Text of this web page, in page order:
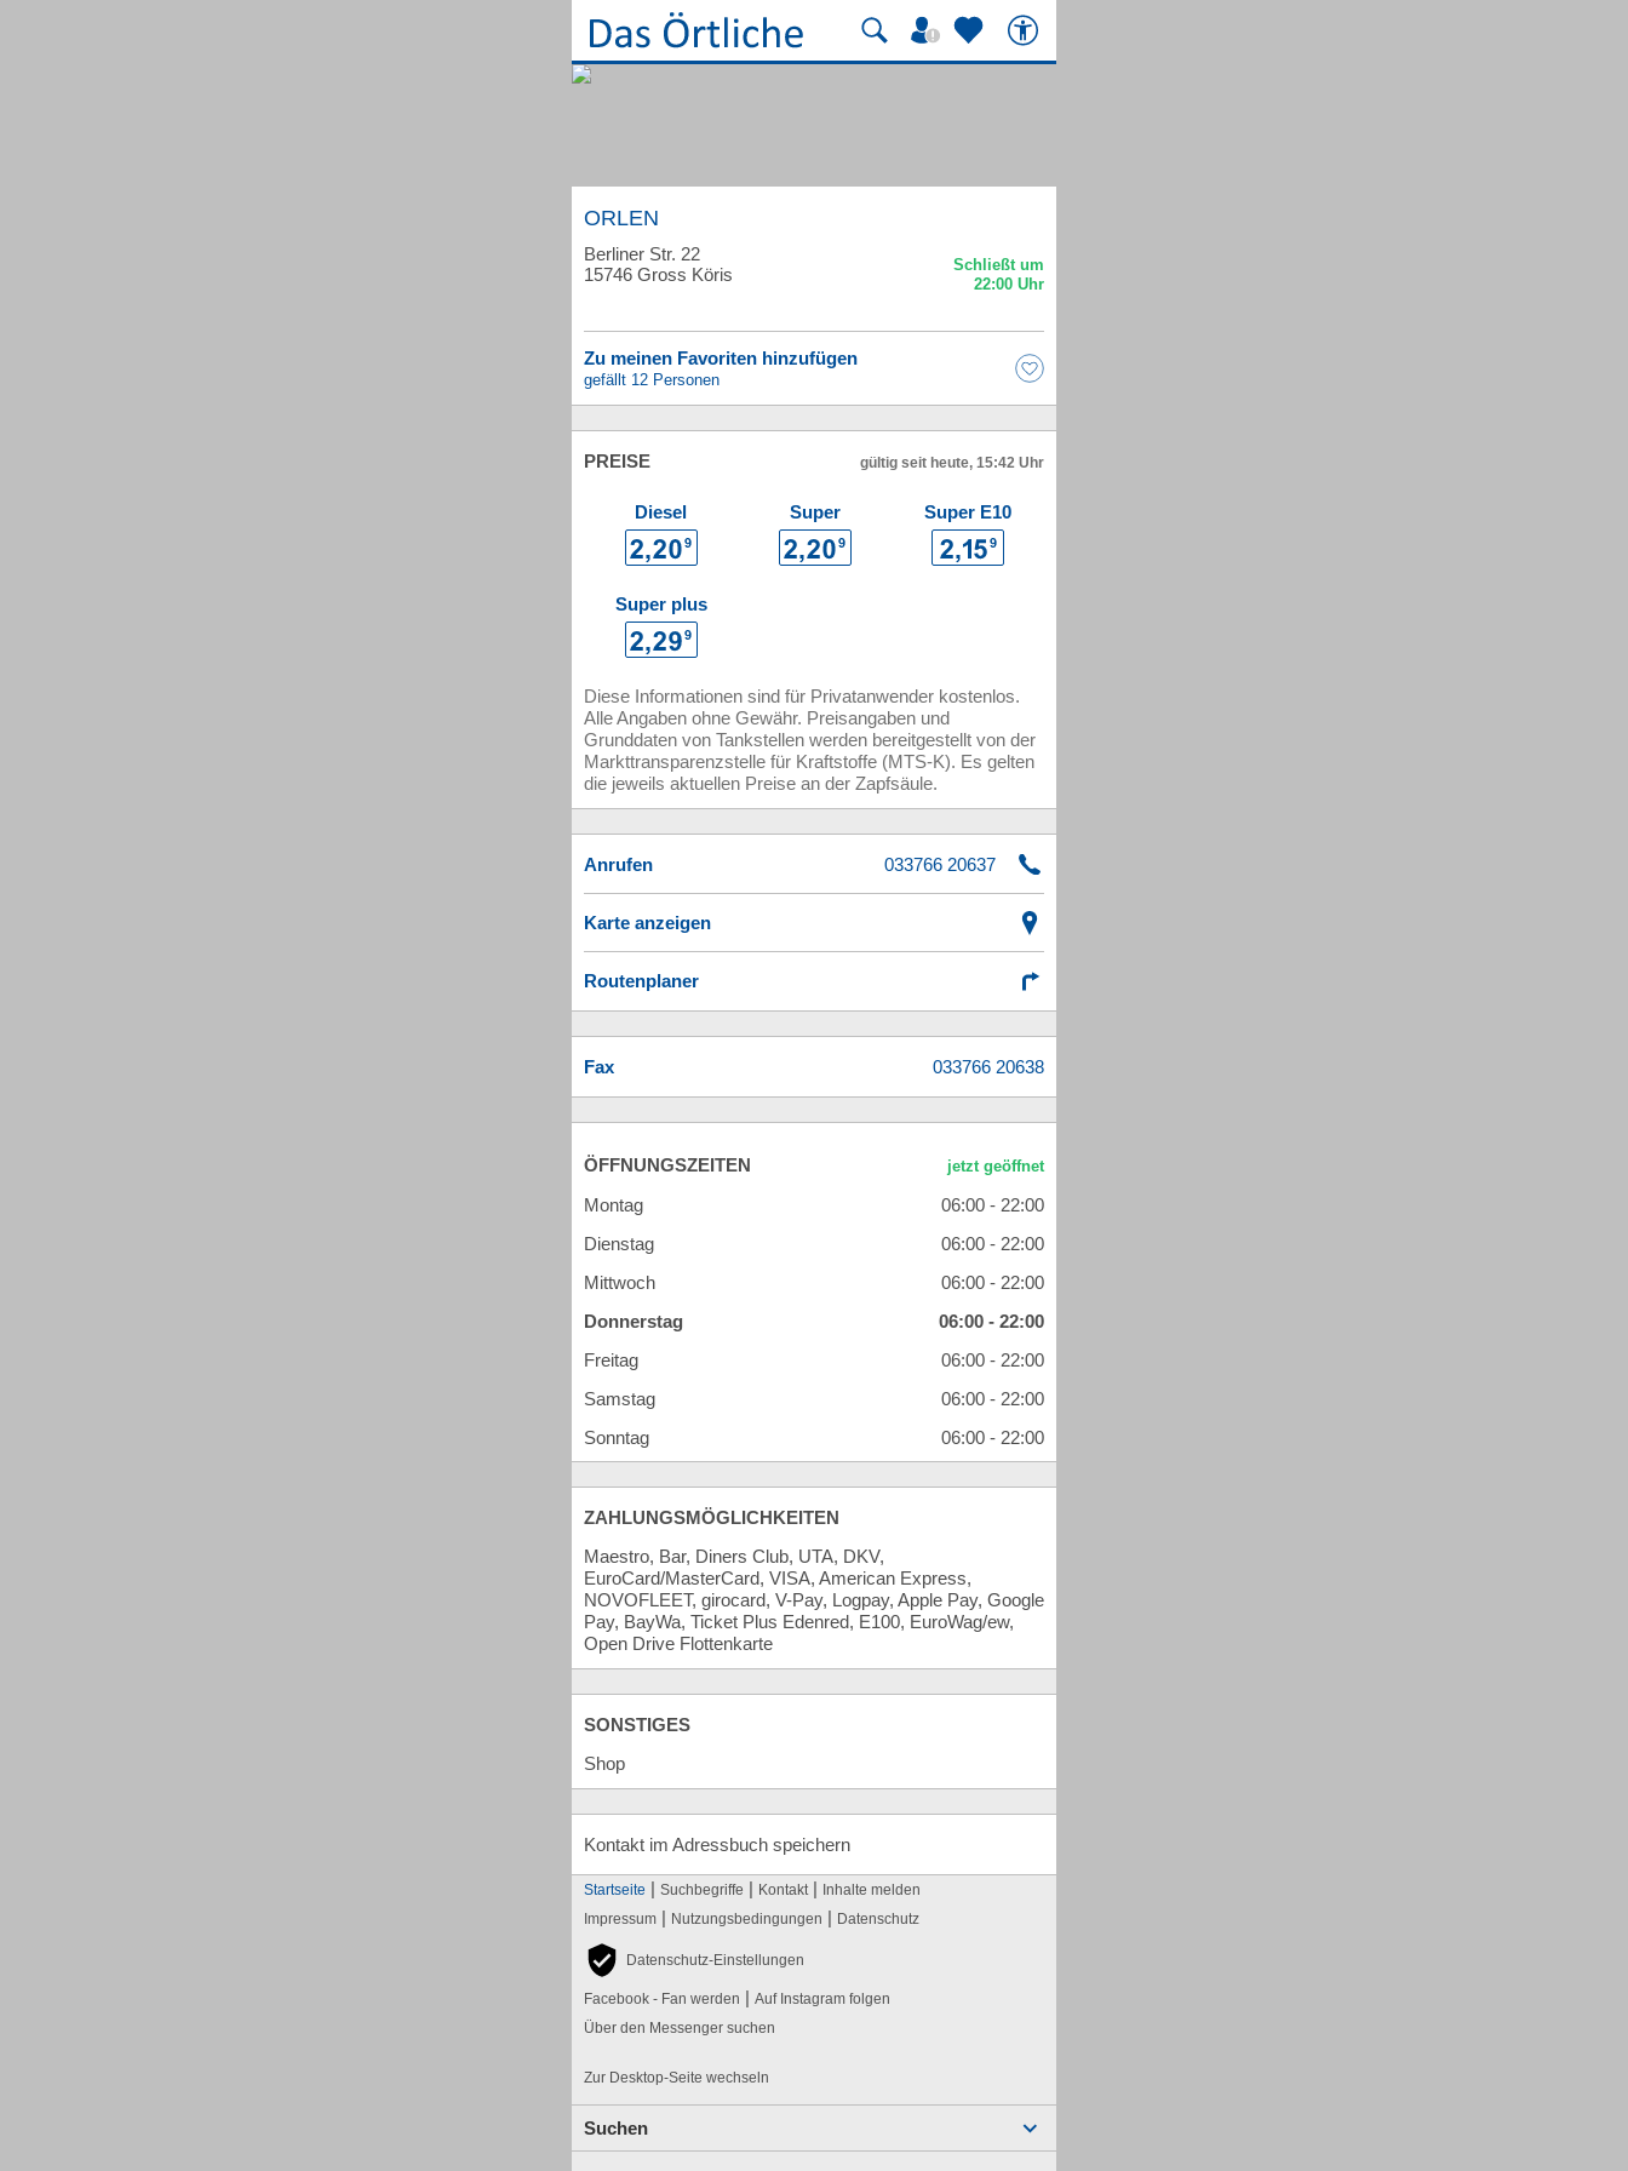
ORLEN
Berliner Str. 22
15746 Gross Köris
Zu meinen Favoriten hinzufügen
gefällt 12 Personen
PREISE gültig seit heute, 15:42 Uhr
Diesel Super Super E10
Super plus
Diese Informationen sind für Privatanwender kostenlos.
Alle Angaben ohne Gewähr. Preisangaben und
Grunddaten von Tankstellen werden bereitgestellt von der
Markttransparenzstelle für Kraftstoffe (MTS-K). Es gelten
die jeweils aktuellen Preise an der Zapfsäule.
Anrufen
Karte anzeigen
Routenplaner
Fax
ÖFFNUNGSZEITEN
Montag
06:00 - 22:00
Dienstag
06:00 - 22:00
Mittwoch
06:00 - 22:00
Donnerstag
06:00 - 22:00
Freitag
06:00 - 22:00
Samstag
06:00 - 22:00
Sonntag
06:00 - 22:00
ZAHLUNGSMÖGLICHKEITEN
Maestro, Bar, Diners Club, UTA, DKV,
EuroCard/MasterCard, VISA, American Express,
NOVOFLEET, girocard, V-Pay, Logpay, Apple Pay, Google
Pay, BayWa, Ticket Plus Edenred, E100, EuroWag/ew,
Open Drive Flottenkarte
SONSTIGES
Shop
Kontakt im Adressbuch speichern
Startseite | Suchbegriffe | Kontakt | Inhalte melden
Impressum | Nutzungsbedingungen | Datenschutz
Datenschutz-Einstellungen
Facebook - Fan werden | Auf Instagram folgen
Über den Messenger suchen
Zur Desktop-Seite wechseln
Suchen